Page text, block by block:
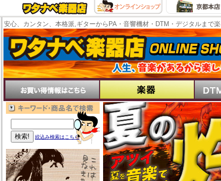
安心、カンタン、本格派,ギターからPA・音響機材・DTM・デジタルまで
絞込み検索はこちら